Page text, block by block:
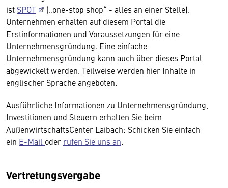
ist SPOT
(„one-stop shop“ - alles an einer Stelle).
Unternehmen erhalten auf diesem Portal die
Erstinformationen und Voraussetzungen für eine
Unternehmensgründung. Eine einfache
Unternehmensgründung kann auch über dieses Portal
abgewickelt werden. Teilweise werden hier Inhalte in
englischer Sprache angeboten.
Ausführliche Informationen zu Unternehmensgründung,
Investitionen und Steuern erhalten Sie beim
AußenwirtschaftsCenter Laibach: Schicken Sie einfach
ein E-Mail oder rufen Sie uns an.
Vertretungsvergabe